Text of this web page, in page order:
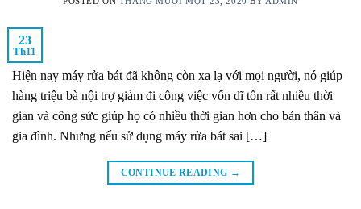
23
Th11
Hiện nay máy rửa bát đã không còn xa lạ với mọi người, nó giúp
hàng triệu bà nội trợ giảm đi công việc vốn dĩ tốn rất nhiều thời
gian và công sức giúp họ có nhiều thời gian hơn cho bản thân và
gia đình. Nhưng nếu sử dụng máy rửa bát sai […]
CONTINUE READING →